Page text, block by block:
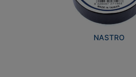
NASTRO